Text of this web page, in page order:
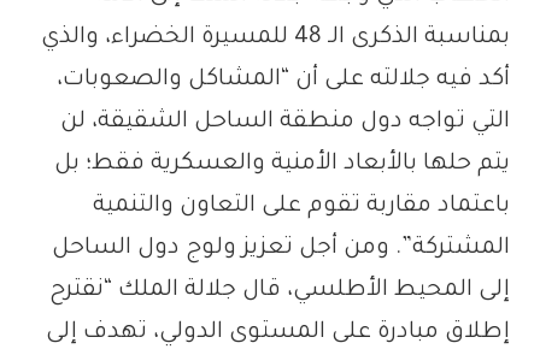
بمناسبة الذكرى الـ 48 للمسيرة الخضراء، والذي
أكد فيه جلالته على أن “المشاكل والصعوبات،
التي تواجه دول منطقة الساحل الشقيقة، لن
يتم حلها بالأبعاد الأمنية والعسكرية فقط؛ بل
باعتماد مقاربة تقوم على التعاون والتنمية
المشتركة”. ومن أجل تعزيز ولوج دول الساحل
إلى المحيط الأطلسي، قال جلالة الملك “نقترح
إطلاق مبادرة على المستوى الدولي، تهدف إلى